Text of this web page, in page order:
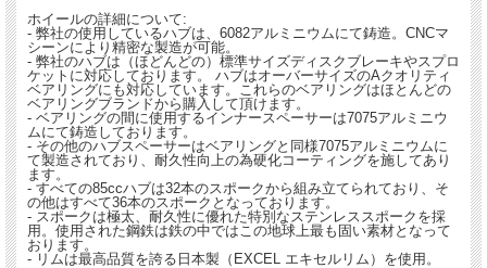
ホイールの詳細について:
- 弊社の使用しているハブは、6082アルミニウムにて鋳造。CNCマ
シーンにより精密な製造が可能。
- 弊社のハブは（ほどんどの）標準サイズディスクブレーキやスプロ
ケットに対応しております。 ハブはオーバーサイズのAクオリティ
ベアリングにも対応しています。これらのベアリングはほとんどの
ベアリングブランドから購入して頂けます。
- ベアリングの間に使用するインナースペーサーは7075アルミニウ
ムにて鋳造しております。
- その他のハブスペーサーはベアリングと同様7075アルミニウムに
て製造されており、耐久性向上の為硬化コーティングを施してあり
ます。
- すべての85ccハブは32本のスポークから組み立てられており、そ
の他はすべて36本のスポークとなっております。
- スポークは極太、耐久性に優れた特別なステンレススポークを採
用。使用された鋼鉄は鉄の中ではこの地球上最も固い素材となって
おります。
- リムは最高品質を誇る日本製（EXCEL エキセルリム）を使用。